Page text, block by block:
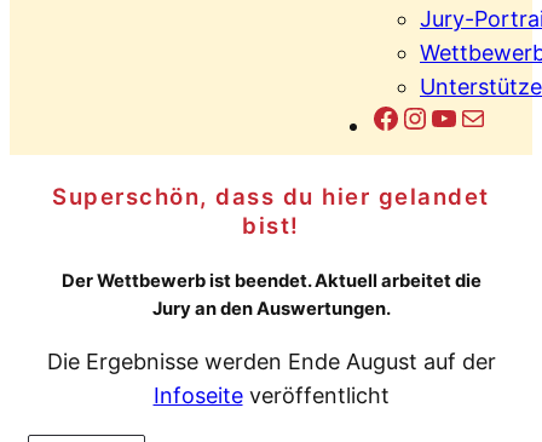
Jury-
Facebook
Instagram
E-Mail
Superschön, dass du hier gelandet
bist!
Der Wettbewerb ist beendet. Aktuell arbeitet die
Jury an den Auswertungen.
Die Ergebnisse werden Ende August auf der
Infoseiteveröffentlicht